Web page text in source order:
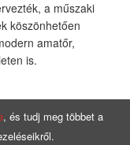
a műszaki
köszönhetően
amatőr,
is.
, és tudj meg többet a